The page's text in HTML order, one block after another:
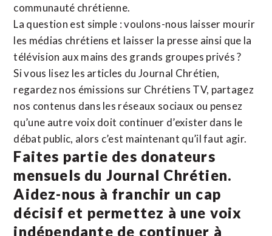
communauté chrétienne.
La question est simple : voulons-nous laisser mourir
les médias chrétiens et laisser la presse ainsi que la
télévision aux mains des grands groupes privés ?
Si vous lisez les articles du Journal Chrétien,
regardez nos émissions sur Chrétiens TV, partagez
nos contenus dans les réseaux sociaux ou pensez
qu’une autre voix doit continuer d’exister dans le
débat public, alors c’est maintenant qu’il faut agir.
Faites partie des donateurs
mensuels du Journal Chrétien.
Aidez-nous à franchir un cap
décisif et permettez à une voix
indépendante de continuer à